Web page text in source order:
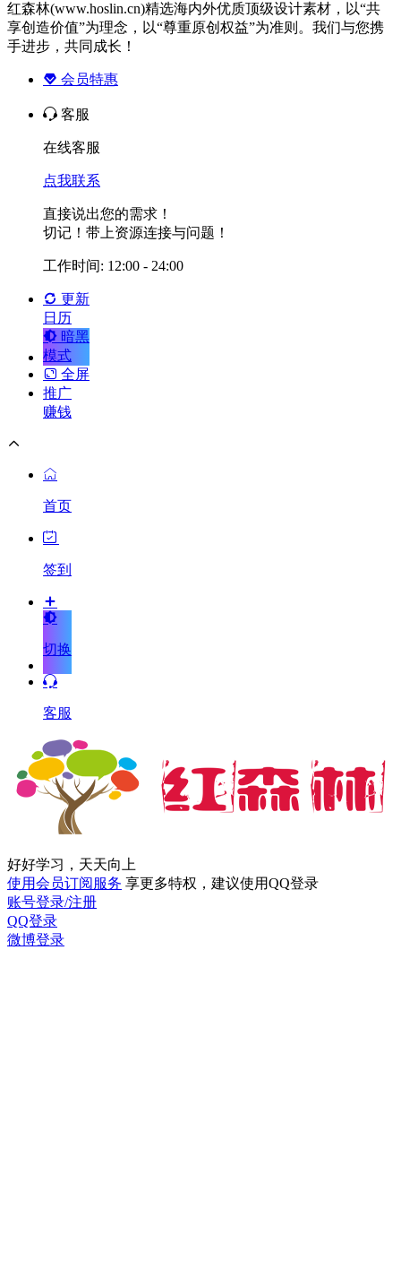
红森林(www.hoslin.cn)精选海内外优质顶级设计素材，以“共
享创造价值”为理念，以“尊重原创权益”为准则。我们与您携
手进步，共同成长！
会员特惠
客服
在线客服
点我联系
直接说出您的需求！
切记！带上资源连接与问题！
工作时间: 12:00 - 24:00
更新
日历
暗黑
模式
全屏
推广
赚钱
首页
签到
切换
客服
好好学习，天天向上
使用会员订阅服务 享更多特权，建议使用QQ登录
账号登录/注册
QQ登录
微博登录